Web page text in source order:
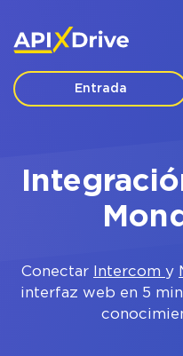
Entrada
Conectar Intercom y
interfaz web en 5